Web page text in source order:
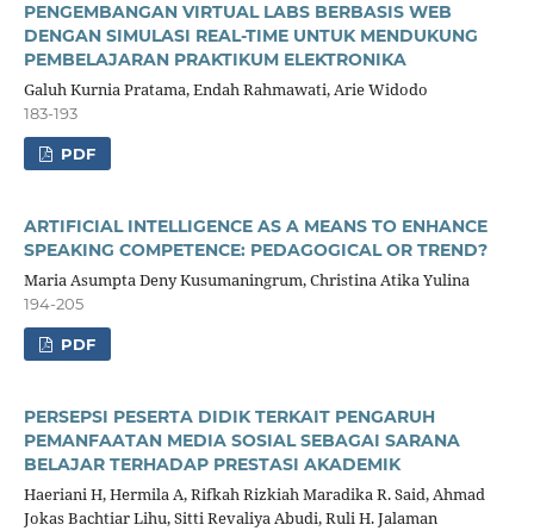
PENGEMBANGAN VIRTUAL LABS BERBASIS WEB
DENGAN SIMULASI REAL-TIME UNTUK MENDUKUNG
PEMBELAJARAN PRAKTIKUM ELEKTRONIKA
Galuh Kurnia Pratama, Endah Rahmawati, Arie Widodo
183-193
PDF
ARTIFICIAL INTELLIGENCE AS A MEANS TO ENHANCE
SPEAKING COMPETENCE: PEDAGOGICAL OR TREND?
Maria Asumpta Deny Kusumaningrum, Christina Atika Yulina
194-205
PDF
PERSEPSI PESERTA DIDIK TERKAIT PENGARUH
PEMANFAATAN MEDIA SOSIAL SEBAGAI SARANA
BELAJAR TERHADAP PRESTASI AKADEMIK
Haeriani H, Hermila A, Rifkah Rizkiah Maradika R. Said, Ahmad
Jokas Bachtiar Lihu, Sitti Revaliya Abudi, Ruli H. Jalaman